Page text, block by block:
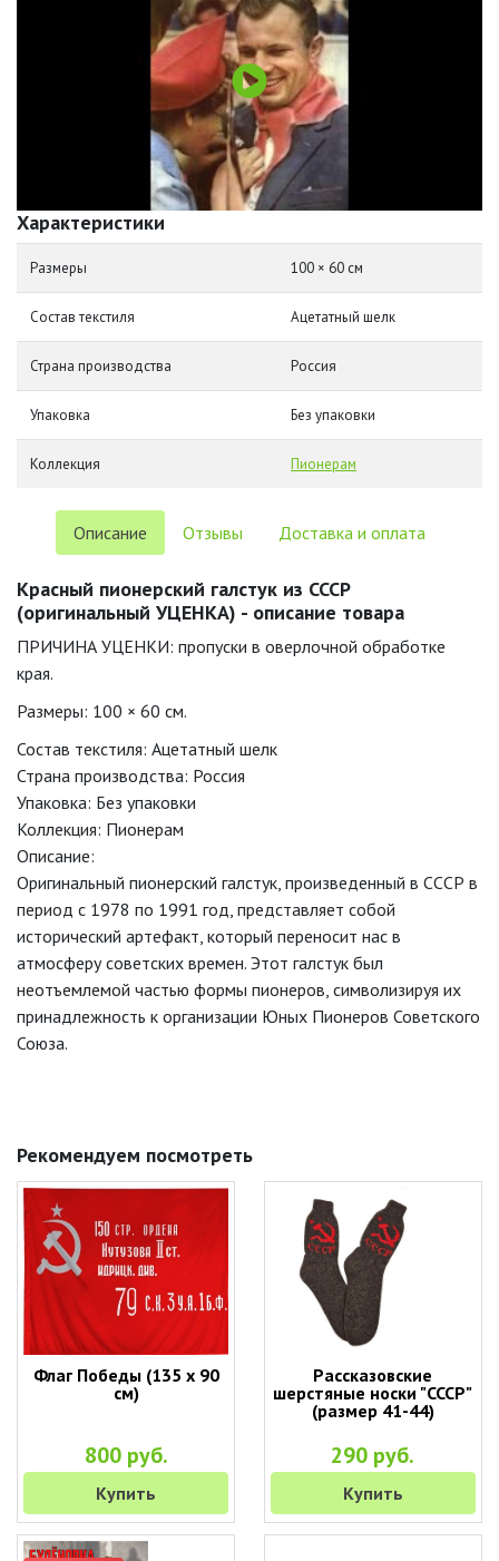
Характеристики
Размеры 100 × 60 см
Состав текстиля Ацетатный шелк
Страна производства Россия
Упаковка Без упаковки
Коллекция Пионерам
Описание Отзывы Доставка и оплата
Красный пионерский галстук из СССР
(оригинальный УЦЕНКА) - описание товара
ПРИЧИНА УЦЕНКИ: пропуски в оверлочной обработке
края.
Размеры: 100 × 60 см.
Состав текстиля: Ацетатный шелк
Страна производства: Россия
Упаковка: Без упаковки
Коллекция: Пионерам
Описание:
Оригинальный пионерский галстук, произведенный в СССР в
период с 1978 по 1991 год, представляет собой
исторический артефакт, который переносит нас в
атмосферу советских времен. Этот галстук был
неотъемлемой частью формы пионеров, символизируя их
принадлежность к организации Юных Пионеров Советского
Союза.
Рекомендуем посмотреть
Флаг Победы (135 х 90
см)
800 руб.
Купить
Рассказовские
шерстяные носки "СССР"
(размер 41-44)
290 руб.
Купить